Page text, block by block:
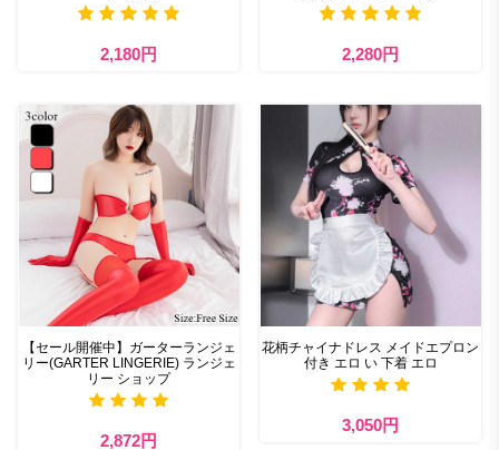
2,180円 2,280円
【セール開催中】ガーターランジェ
リー(GARTER LINGERIE) ランジェ
リー ショップ
2,872円
花柄チャイナドレス メイドエプロン
付き エロ い 下着 エロ
3,050円